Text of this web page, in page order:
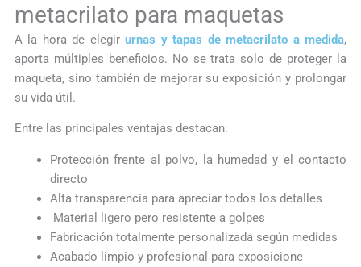
metacrilato para maquetas
A la hora de elegirurnas y tapas de metacrilato a medida,
aporta múltiples beneficios. No se trata solo de proteger la
maqueta, sino también de mejorar su exposición y prolongar
su vida útil.
Entre las principales ventajas destacan:
Protección frente al polvo, la humedad y el contacto
directo
Alta transparencia para apreciar todos los detalles
Material ligero pero resistente a golpes
Fabricación totalmente personalizada según medidas
Acabado limpio y profesional para exposicione